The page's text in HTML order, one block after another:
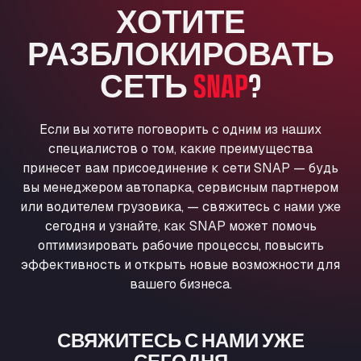
Anglia Motel
Washway Road, PE12 8LT
Anpol Sp. z o.o.
Ul. Torunska 147, 85884
Aqua Ariva GmbH
Aral Autohof Bockel
ARAL Autohof Bockenem
Oppelner Str. 1, 31167
ARAL Autohof Merklingen
Nellinger Str. 24, 89188
ARAL Autohof Preis
Schellweilerstraße 1, 66871
Obernburger Str. 127, 63811
ХОТИТЕ
РАЗБЛОКИРОВАТЬ
СЕТЬSNAP?
Если вы хотите поговорить с одним из наших
специалистов о том, какие преимущества
принесет вам присоединение к сети SNAP — будь
вы менеджером автопарка, сервисным партнером
или водителем грузовика, — свяжитесь с нами уже
сегодня и узнайте, как SNAP может помочь
оптимизировать рабочие процессы, повысить
эффективность и открыть новые возможности для
вашего бизнеса.
СВЯЖИТЕСЬ С НАМИ УЖЕ